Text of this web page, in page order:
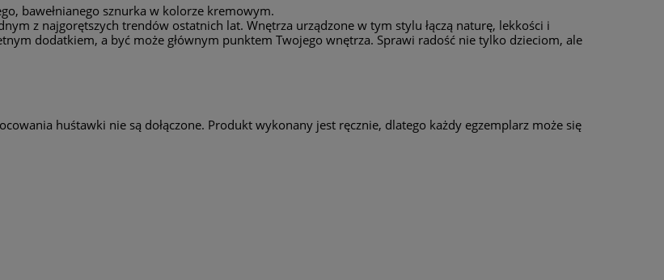
bawełnianego sznurka w kolorze kremowym.
z najgorętszych trendów ostatnich lat. Wnętrza urządzone w tym stylu łączą naturę, lekkości i
dodatkiem, a być może głównym punktem Twojego wnętrza. Sprawi radość nie tylko dzieciom, ale
huśtawki nie są dołączone. Produkt wykonany jest ręcznie, dlatego każdy egzemplarz może się